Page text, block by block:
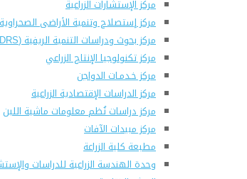
مركز الإستشارات الزراعية
مركز إستصلاح وتنمية الأراضى الصحراوية
مركز بحوث ودراسات التنمية الريفية (CRDRS)
مركز تكنولوجيا الإنتاج الزراعي
مركز خـدمـات الدواجن
مركز الدراسات الإقتصادية الزراعية
مركز دراسات نُظم معلومات ماشية اللبن
مركز مبيدات الآفات
مطبعة كلية الزراعة
وحدة الهندسة الزراعية للدراسات